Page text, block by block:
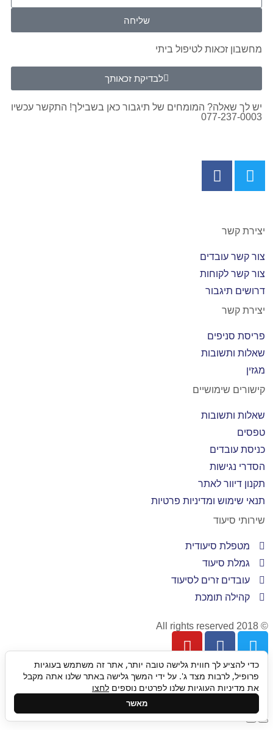
שליחה
מחשבון זכאות לטיפול ביתי
לבדיקת זכאותך
יש לך שאלה? המומחים של תיגבור כאן בשבילך! התקשר עכשיו
077-237-0003
יצירת קשר
צור קשר עובדים
צור קשר לקוחות
דרושים תיגבור
יצירת קשר
פריסת סניפים
שאלות ותשובות
מגזין
קישורים שימושיים
שאלות ותשובות
טפסים
כניסת עובדים
הסדרי נגישות
תקנון דיוור לאתר
תנאי שימוש ומדיניות פרטיות
שירותי סיעוד
מטפלת סיעודית
גמלת סיעוד
עובדים זרים לסיעוד
קהילה תומכת
© 2018 All rights reserved
גלילה
לראש
כדי להציע לך חווית גלישה טובה יותר, אתר זה משתמש בעוגיות
פרופיל, לרבות מצד ג'. על ידי המשך גלישה באתר שלנו אתה מקבל
את מדיניות העוגיות שלנו לפרטים נוספים לחצו
מאשר